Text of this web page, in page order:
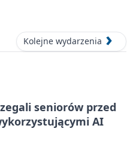
Kolejne wydarzenia
seniorów przed
AI